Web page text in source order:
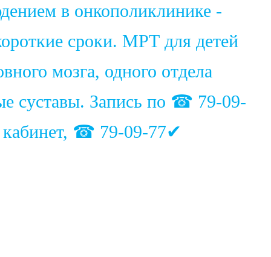
в онкополиклинике -
сроки. МРТ для детей
мозга, одного отдела
суставы. Запись по ☎ 79-09-
кабинет, ☎ 79-09-77✔